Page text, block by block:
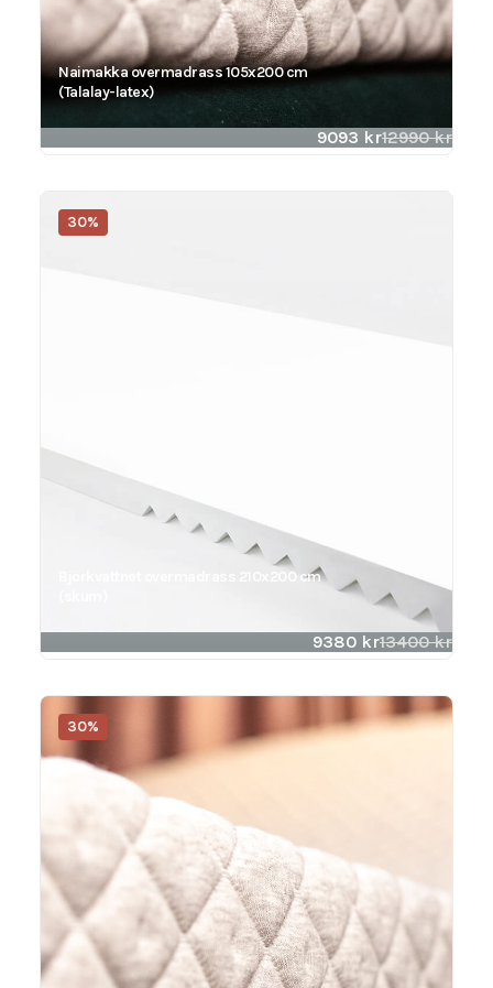
Naimakka overmadrass 105x200 cm
(Talalay-latex)
12990kr
9093 kr
30%
Björkvattnet overmadrass 210x200 cm
13400kr
9380 kr
30%